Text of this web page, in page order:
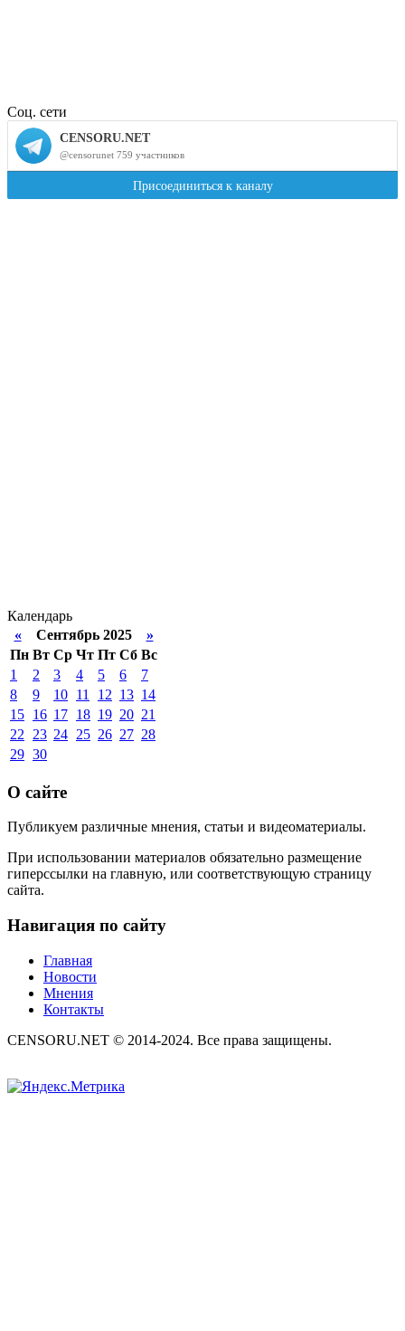
Соц. сети
Календарь
«Сентябрь 2025 »
Пн Вт Ср Чт Пт Сб Вс
1
2 3 4 5 6
7
8
9 10 11 12 13 14
15 16 17 18 19 20 21
22
23 24 25 26 27 28
29 30
О сайте
Публикуем различные мнения, статьи и видеоматериалы.
При использовании материалов обязательно размещение
гиперссылки на главную, или соответствующую страницу
сайта.
Навигация по сайту
Главная
Новости
Мнения
Контакты
CENSORU.NET © 2014-2024. Все права защищены.